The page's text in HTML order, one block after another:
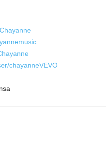
chayanneVEVO